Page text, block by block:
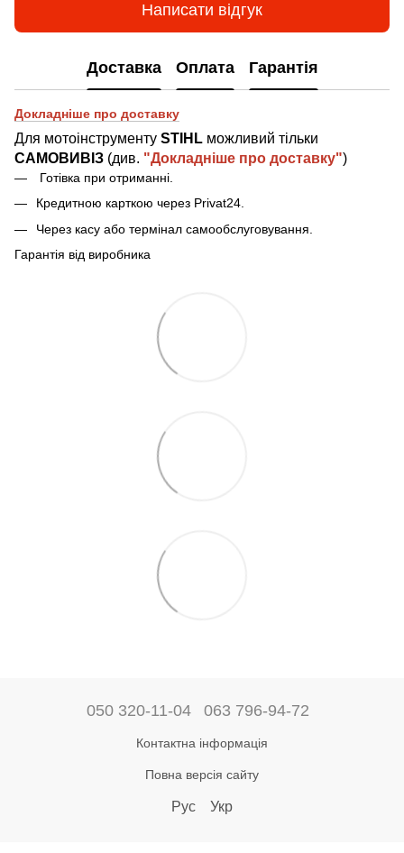
Написати відгук
Доставка Оплата Гарантія
Докладніше про доставку
Для мотоінструменту STIHL можливий тільки
САМОВИВІЗ (див. "Докладніше про доставку")
Готівка при отриманні
Кредитною карткою через Privat24.
Через касу або термінал самообслуговування.
Гарантія від виробника
050 320-11-04 063 796-94-72
Контактна інформація
Повна версія сайту
Рус Укр